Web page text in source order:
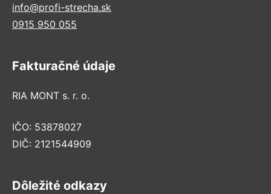
info@profi-strecha.sk
0915 950 055
Fakturačné údaje
RIA MONT s. r. o.
IČO: 53878027
DIČ: 2121544909
Dôležité odkazy